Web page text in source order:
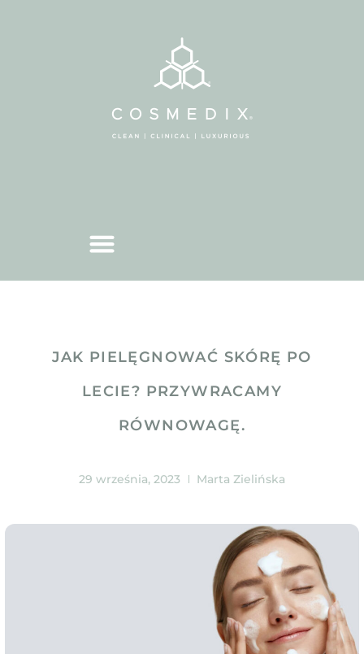
JAK PIELĘGNOWAĆ SKÓRĘ PO
LECIE? PRZYWRACAMY
RÓWNOWAGĘ.
29 września, 2023 Marta Zielińska